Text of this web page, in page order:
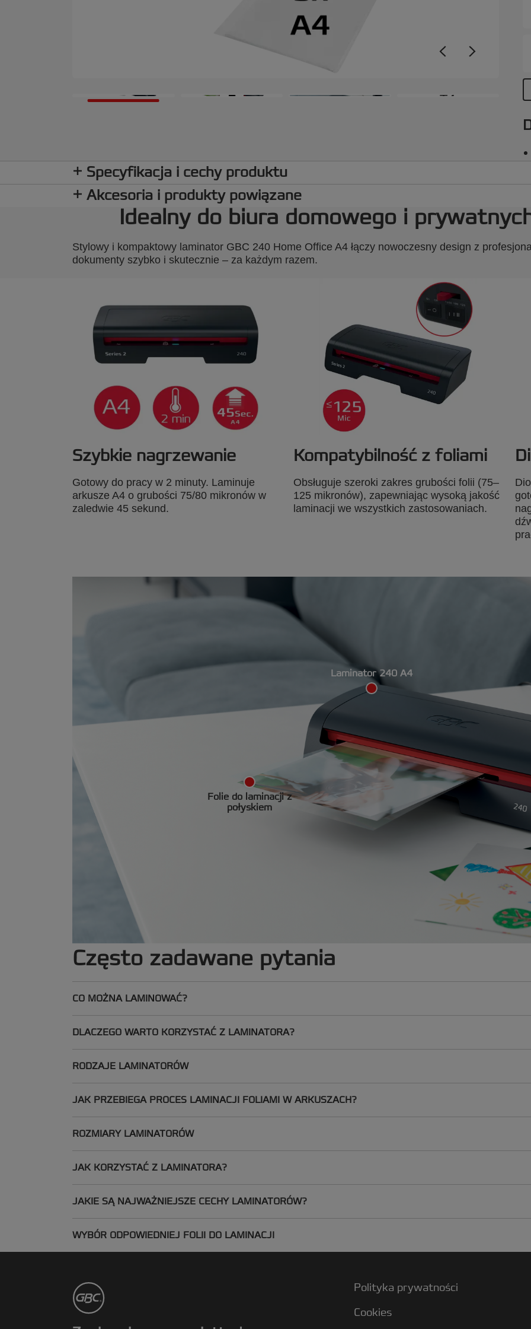
+7
Specyfikacja i cechy produktu
Akcesoria i produkty powiązane
Idealny do biura domowego i
Stylowy i kompaktowy laminator GBC 240 Home Office A4 łączy nowoczesny design z
dokumenty szybko i skutecznie – za każdym razem.
Szybkie nagrzewanie
Gotowy do pracy w 2 minuty. Laminuje
arkusze A4 o grubości 75/80 mikronów w
zaledwie 45 sekund.
Kompatybilność z foliami
Obsługuje szeroki zakres grubości folii (75–
125 mikronów), zapewniając wysoką jakość
laminacji we wszystkich zastosowaniach.
Folie do laminacji z
połyskiem
Laminator 240 A4
Często zadawane pytania
CO MOŻNA LAMINOWAĆ?
DLACZEGO WARTO KORZYSTAĆ Z LAMINATORA?
RODZAJE LAMINATORÓW
JAK PRZEBIEGA PROCES LAMINACJI FOLIAMI W ARKUSZACH?
ROZMIARY LAMINATORÓW
JAK KORZYSTAĆ Z LAMINATORA?
JAKIE SĄ NAJWAŻNIEJSZE CECHY LAMINATORÓW?
WYBÓR ODPOWIEDNIEJ FOLII DO LAMINACJI
Polityka prywatności
Cookies